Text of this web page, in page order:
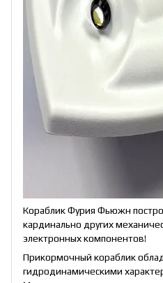
Кораблик Фурия Фьюжн
кардинально других
электронных компонентов!
Прикормочный кораблик
гидродинамическими